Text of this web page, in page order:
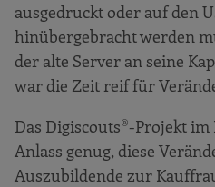
ausgedruckt oder auf den
hinübergebracht werden
der alte Server an seine
war die Zeit reif für
Das Digiscouts®-Projekt
Anlass genug, diese
Auszubildende zur